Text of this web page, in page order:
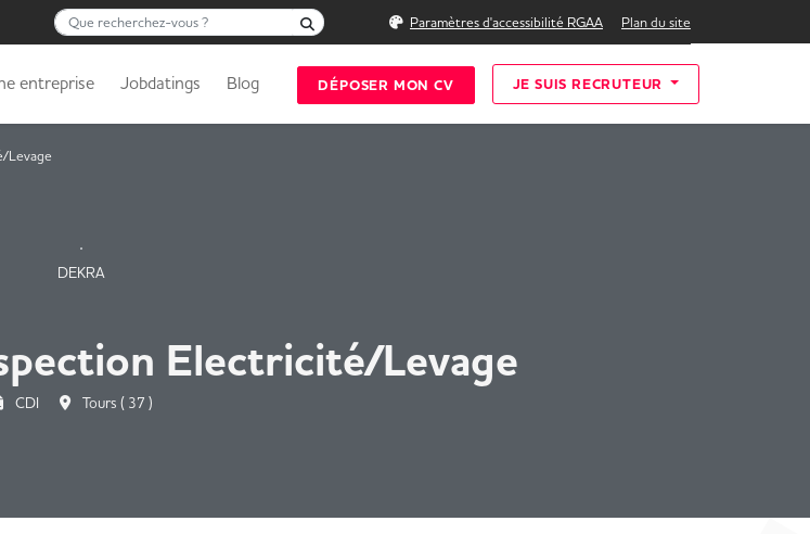
Que recherchez-vous ? Rechercher Paramètres d'accessibilité RGAA Plan du site
entreprise Jobdatings Blog DÉPOSER MON CV JE SUIS RECRUTEUR
Levage
DEKRA
Electricité/Levage
CDI Tours ( 37 )